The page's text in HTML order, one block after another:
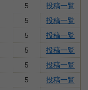
5
投稿一覧
5
投稿一覧
5
投稿一覧
5
投稿一覧
5
投稿一覧
5
投稿一覧